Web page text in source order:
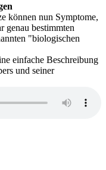
können nun Symptome,
genau bestimmten
"biologischen
einfache Beschreibung
und seiner